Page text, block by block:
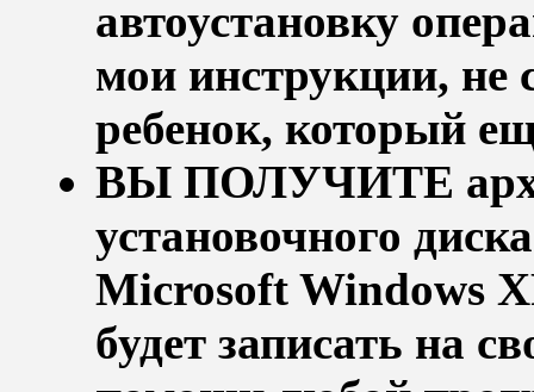
автоустановку
мои инструкции, не
ребенок, который
ВЫ ПОЛУЧИТЕ
установочного
Microsoft Windows
будет записать на